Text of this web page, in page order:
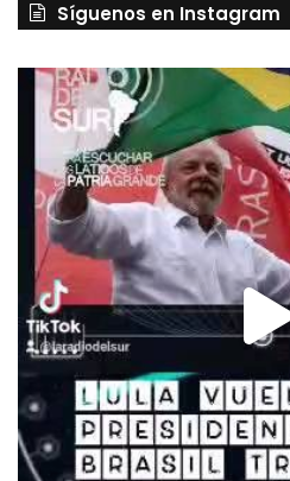
Síguenos en Instagram